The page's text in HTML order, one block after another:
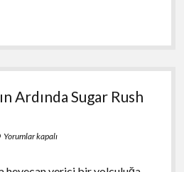
Ardında Sugar Rush
Yorumlar kapalı